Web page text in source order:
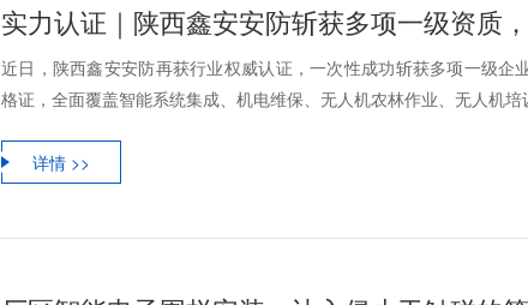
实力认证｜陕西鑫安安防斩获多项一级资质
近日，陕西鑫安安防再获行业权威认证，一次性成功斩获多项一级企
格证，全面覆盖智能系统集成、机电维保、无人机农林作业、无人机
详情 >>